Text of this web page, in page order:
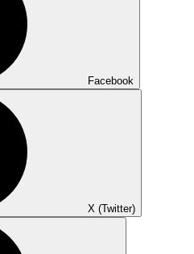
Facebook
X (Twitter)